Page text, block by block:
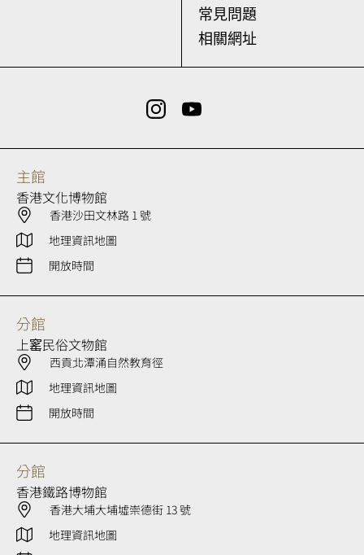
常見問題
相關網址
主館
香港文化博物館
香港沙田文林路 1 號
地理資訊地圖
開放時間
分館
上窰民俗文物館
西貢北潭涌自然教育徑
地理資訊地圖
開放時間
分館
香港鐵路博物館
香港大埔大埔墟崇德街 13 號
地理資訊地圖